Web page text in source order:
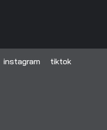
instagram tiktok